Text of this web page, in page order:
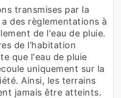
transmises par la
des règlementations à
de l'eau de pluie.
de l’habitation
que l'eau de pluie
uniquement sur la
Ainsi, les terrains
jamais être atteints.